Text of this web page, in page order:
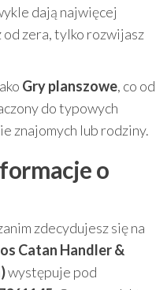
dają najwięcej
od zera, tylko rozwijasz
Gry planszowe, co od
do typowych
znajomych lub rodziny.
o
zdecydujesz się na
Catan Handler &
występuje pod